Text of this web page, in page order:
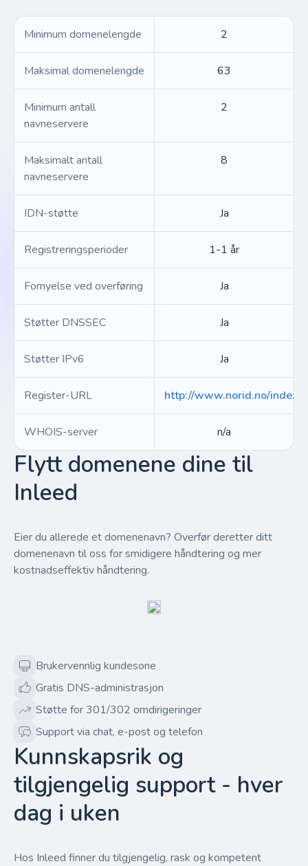
Minimum domenelengde 2
Maksimal domenelengde 63
Minimum antall
navneservere
2
Maksimalt antall
navneservere
8
IDN-støtte Ja
Registreringsperioder 1-1 år
Fornyelse ved overføring Ja
Støtter DNSSEC Ja
Støtter IPv6 Ja
Register-URL http://www.norid.no/
WHOIS-server n/a
Flytt domenene dine til
Inleed
Eier du allerede et domenenavn? Overfør deretter ditt
domenenavn til oss for smidigere håndtering og mer
kostnadseffektiv håndtering.
Brukervennlig kundesone
Gratis DNS-administrasjon
Støtte for 301/302 omdirigeringer
Support via chat, e-post og telefon
Kunnskapsrik og
tilgjengelig support - hver
dag i uken
Hos Inleed finner du tilgjengelig, rask og kompetent